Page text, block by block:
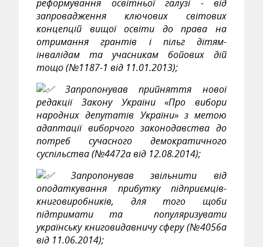
реформування освітньої галузі - від
запровадження ключових світових
концепцій вищої освіти до права на
отримання грантів і пільг дітям-
інвалідам та учасникам бойових дій
тощо (№1187-1 від 11.01.2013);
Запропонував прийняття нової
редакції Закону України «Про вибори
народних депутатів України» з метою
адаптації виборчого законодавства до
потреб сучасного демократичного
суспільства (№4472а від 12.08.2014);
Запропонував звільнити від
оподаткування прибутку підприємців-
книговиробників, для того щоби
підтримати та популяризувати
українську книговидавничу сферу (№4056а
від 11.06.2014);